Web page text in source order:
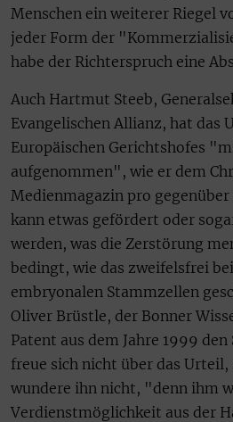
Menschen ein weiterer Riegel
jeder Form der
habe der Richterspruch eine
Auch Hartmut Steeb,
Evangelischen Allianz, hat das
Europäischen Gerichtshofes
aufgenommen", wie er dem
Medienmagazin pro
kann etwas gefördert oder
werden, was die Zerstörung
bedingt, wie das zweifelsfrei
embryonalen Stammzellen
Oliver Brüstle, der Bonner
Patent aus dem Jahre 1999
freue sich nicht über das Urteil,
wundere ihn nicht, "denn ihm
Verdienstmöglichkeit aus der